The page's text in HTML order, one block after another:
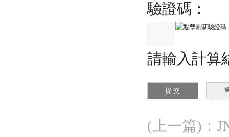
驗證碼：
請輸入計算
(上一篇) ：